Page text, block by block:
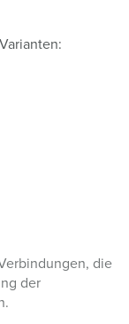
die
der